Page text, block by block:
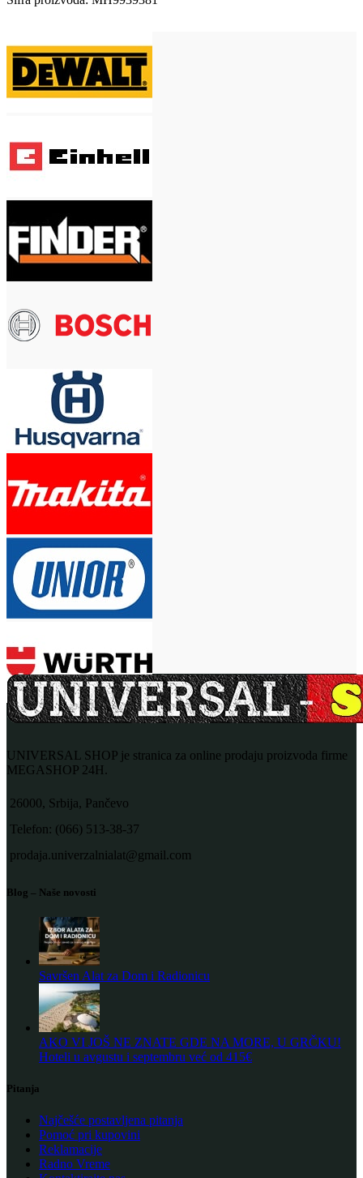
UNIVERSAL SHOP je stranica za online prodaju proizvoda firme
MEGASHOP 24H.
26000, Srbija, Pančevo
Telefon: (066) 513-38-37
prodaja.univerzalnialat@gmail.com
Blog – Naše novosti
Savršen Alat za Dom i Radionicu
AKO VI JOŠ NE ZNATE GDE NA MORE, U GRČKU!
Hoteli u avgustu i septembru već od 415€
Pitanja
Najčešće postavljena pitanja
Pomoć pri kupovini
Reklamacije
Radno Vreme